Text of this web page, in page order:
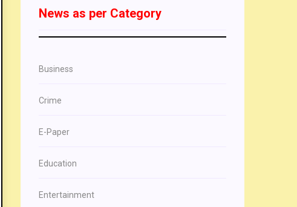
News as per Category
Business
Crime
E-Paper
Education
Entertainment